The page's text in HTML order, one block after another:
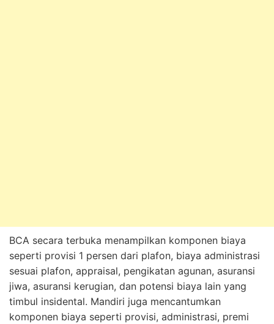
BCA secara terbuka menampilkan komponen biaya
seperti provisi 1 persen dari plafon, biaya administrasi
sesuai plafon, appraisal, pengikatan agunan, asuransi
jiwa, asuransi kerugian, dan potensi biaya lain yang
timbul insidental. Mandiri juga mencantumkan
komponen biaya seperti provisi, administrasi, premi